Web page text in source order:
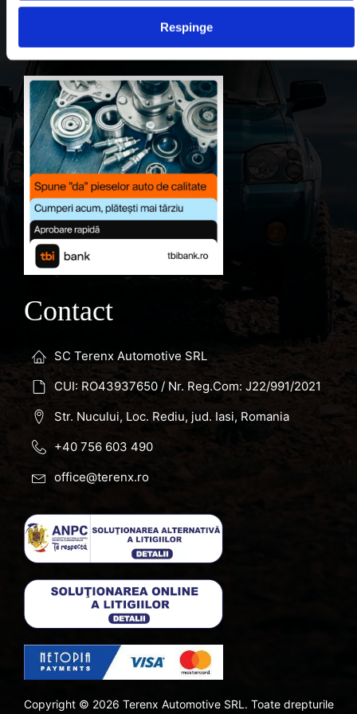
Respinge
Favorite
Contact
SC Terenx Automotive SRL
CUI: RO43937650 / Nr. Reg.Com: J22/991/2021
Str. Nucului, Loc. Rediu, jud. Iasi, Romania
+40 756 603 490
office@terenx.ro
Copyright © 2026 Terenx Automotive SRL. Toate drepturile